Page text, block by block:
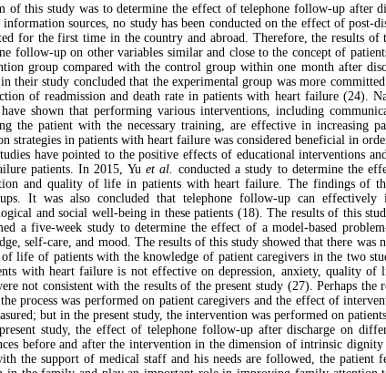
of this study was to determine the effect of telephone follow-up after
information sources, no study has been conducted on the effect of
for the first time in the country and abroad. Therefore, the results
follow-up on other variables similar and close to the concept of
group compared with the control group within one month after
their study concluded that the experimental group was more
of readmission and death rate in patients with heart failure (24).
have shown that performing various interventions, including
the patient with the necessary training, are effective in increasing
strategies in patients with heart failure was considered beneficial in
have pointed to the positive effects of educational interventions
patients. In 2015, Yu et al.
conducted a study to determine the
and quality of life in patients with heart failure. The findings of
It was also concluded that telephone follow-up can effectively
and social well-being in these patients (18). The results of this
a five-week study to determine the effect of a model-based
self-care, and mood. The results of this study showed that there
life of patients with the knowledge of patient caregivers in the two
with heart failure is not effective on depression, anxiety, quality
not consistent with the results of the present study (27). Perhaps
process was performed on patient caregivers and the effect of
but in the present study, the intervention was performed on patients.
study, the effect of telephone follow-up after discharge on
before and after the intervention in the dimension of intrinsic
the support of medical staff and his needs are followed, the